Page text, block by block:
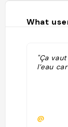
What
"Ça
l’eau
@